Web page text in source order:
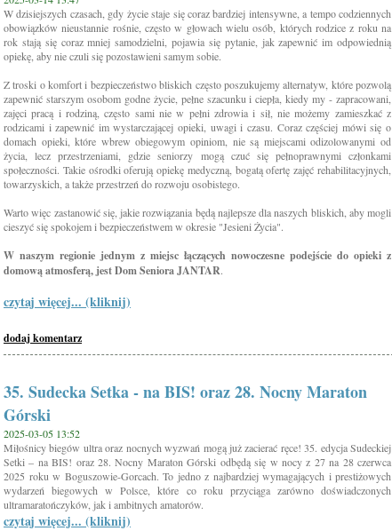
W dzisiejszych czasach, gdy życie staje się coraz bardziej intensywne, a tempo codziennych
obowiązków nieustannie rośnie, często w głowach wielu osób, których rodzice z roku na
rok stają się coraz mniej samodzielni, pojawia się pytanie, jak zapewnić im odpowiednią
opiekę, aby nie czuli się pozostawieni samym sobie.
Z troski o komfort i bezpieczeństwo bliskich często poszukujemy alternatyw, które pozwolą
zapewnić starszym osobom godne życie, pełne szacunku i ciepła, kiedy my - zapracowani,
zajęci pracą i rodziną, często sami nie w pełni zdrowia i sił, nie możemy zamieszkać z
rodzicami i zapewnić im wystarczającej opieki, uwagi i czasu. Coraz częściej mówi się o
domach opieki, które wbrew obiegowym opiniom, nie są miejscami odizolowanymi od
życia, lecz przestrzeniami, gdzie seniorzy mogą czuć się pełnoprawnymi członkami
społeczności. Takie ośrodki oferują opiekę medyczną, bogatą ofertę zajęć rehabilitacyjnych,
towarzyskich, a także przestrzeń do rozwoju osobistego.
Warto więc zastanowić się, jakie rozwiązania będą najlepsze dla naszych bliskich, aby mogli
cieszyć się spokojem i bezpieczeństwem w okresie "Jesieni Życia".
W naszym regionie jednym z miejsc łączących nowoczesne podejście do opieki z
domową atmosferą, jest Dom Seniora JANTAR.
czytaj więcej... (kliknij)
dodaj komentarz
35. Sudecka Setka - na BIS! oraz 28. Nocny Maraton
Górski
2025-03-05 13:52
Miłośnicy biegów ultra oraz nocnych wyzwań mogą już zacierać ręce! 35. edycja Sudeckiej
Setki – na BIS! oraz 28. Nocny Maraton Górski odbędą się w nocy z 27 na 28 czerwca
2025 roku w Boguszowie-Gorcach. To jedno z najbardziej wymagających i prestiżowych
wydarzeń biegowych w Polsce, które co roku przyciąga zarówno doświadczonych
ultramaratończyków, jak i ambitnych amatorów.
czytaj więcej... (kliknij)